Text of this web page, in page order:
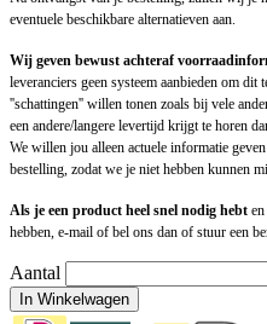
eventuele beschikbare alternatieven aan.
Wij geven bewust achteraf
leveranciers geen systeem aanbieden om
''schattingen'' willen tonen zoals bij vele
een andere/langere levertijd krijgt te horen
We willen jou alleen actuele informatie
bestelling, zodat we je niet hebben kunnen
Als je een product heel snel nodig hebt
hebben, e-mail of bel ons dan of stuur een
Aantal
In Winkelwagen